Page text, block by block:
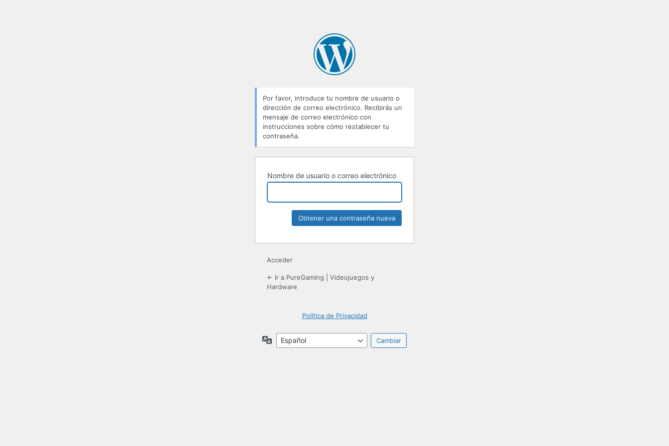
Por favor, introduce tu nombre de usuario o
dirección de correo electrónico. Recibirás un
mensaje de correo electrónico con
instrucciones sobre cómo restablecer tu
contraseña.
Nombre de usuario o correo electrónico
Acceder
← Ir a PureGaming | Videojuegos y
Hardware
Política de Privacidad
Idioma